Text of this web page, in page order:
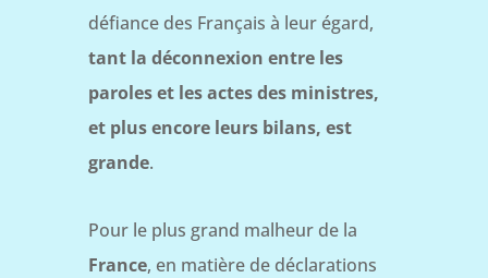
défiance des Français à leur égard,
tant la déconnexion entre les
paroles et les actes des ministres,
et plus encore leurs bilans, est
grande.
Pour le plus grand malheur de la
France, en matière de déclarations